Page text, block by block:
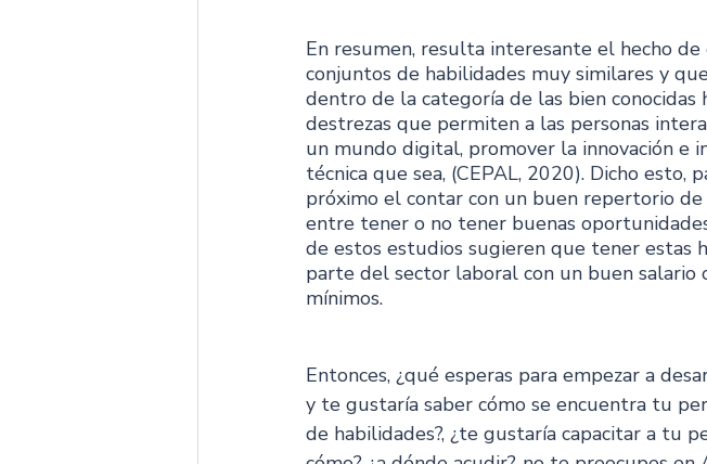
En resumen, resulta interesante el hecho
conjuntos de habilidades muy similares y
dentro de la categoría de las bien conocidas
destrezas que permiten a las personas
un mundo digital, promover la innovación e
técnica que sea, (CEPAL, 2020). Dicho
próximo el contar con un buen repertorio
entre tener o no tener buenas
de estos estudios sugieren que tener estas
parte del sector laboral con un buen
mínimos.
Entonces, ¿qué esperas para empezar a
y te gustaría saber cómo se encuentra tu
de habilidades?, ¿te gustaría capacitar a tu